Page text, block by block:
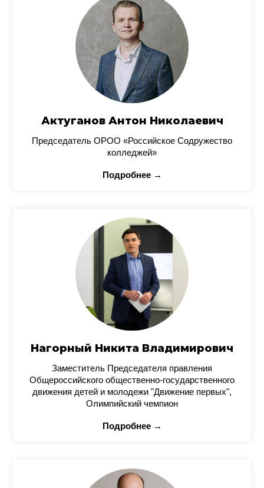
Актуганов Антон Николаевич
Председатель ОРОО «Российское Содружество
колледжей»
Подробнее →
Нагорный Никита Владимирович
Заместитель Председателя правления
Общероссийского общественно-государственного
движения детей и молодежи "Движение первых",
Олимпийский чемпион
Подробнее →